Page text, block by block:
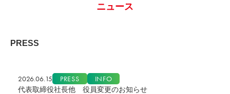
ニュース
PRESS
2026.06.15 PRESS INFO
代表取締役社長他 役員変更のお知らせ